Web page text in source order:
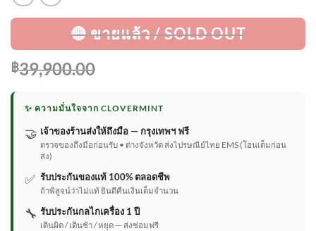
฿39,900.00
✨ ความมั่นใจจาก CLOVERMINT
🤝 เจ้าของร้านส่งให้ถึงมือ — กรุงเทพฯ ฟรี
ตรวจของถึงมือก่อนรับ • ต่างจังหวัด ส่งไปรษณีย์ไทย EMS (โอนเต็มก่อน
ส่ง)
✅ รับประกันของแท้ 100% ตลอดชีพ
ถ้าพิสูจน์ว่าไม่แท้ ยินดีคืนเงินเต็มจำนวน
🔧 รับประกันกลไกเครื่อง 1 ปี
เดินผิด / เดินช้า / หยุด — ส่งซ่อมฟรี